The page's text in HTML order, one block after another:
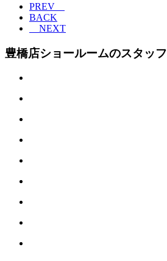
PREV
BACK
NEXT
豊橋店ショールームのスタッフ